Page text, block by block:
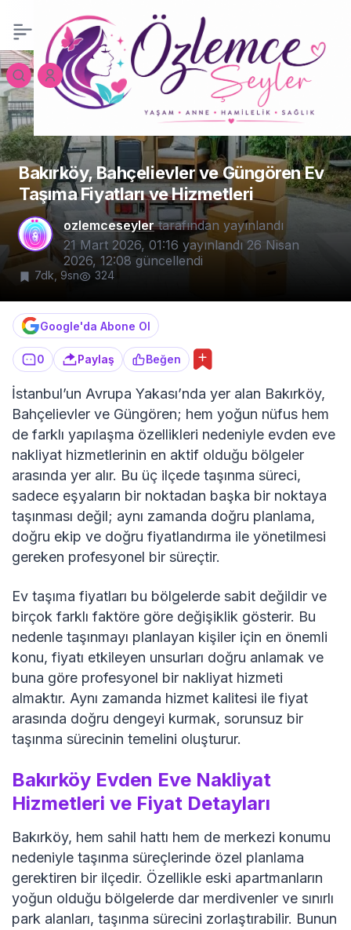
Bakırköy, Bahçelievler ve Güngören Ev
Taşıma Fiyatları ve Hizmetleri
ozlemceseylertarafından yayınlandı
21 Mart 2026, 01:16 yayınlandı 26 Nisan
2026, 12:08 güncellendi
7dk, 9sn 324
Google'da Abone Ol
0 Paylaş Beğen
İstanbul’un Avrupa Yakası’nda yer alan Bakırköy,
Bahçelievler ve Güngören; hem yoğun nüfus hem
de farklı yapılaşma özellikleri nedeniyle evden eve
nakliyat hizmetlerinin en aktif olduğu bölgeler
arasında yer alır. Bu üç ilçede taşınma süreci,
sadece eşyaların bir noktadan başka bir noktaya
taşınması değil; aynı zamanda doğru planlama,
doğru ekip ve doğru fiyatlandırma ile yönetilmesi
gereken profesyonel bir süreçtir.
Ev taşıma fiyatları bu bölgelerde sabit değildir ve
birçok farklı faktöre göre değişiklik gösterir. Bu
nedenle taşınmayı planlayan kişiler için en önemli
konu, fiyatı etkileyen unsurları doğru anlamak ve
buna göre profesyonel bir nakliyat hizmeti
almaktır. Aynı zamanda hizmet kalitesi ile fiyat
arasında doğru dengeyi kurmak, sorunsuz bir
taşınma sürecinin temelini oluşturur.
Bakırköy Evden Eve Nakliyat
Hizmetleri ve Fiyat Detayları
Bakırköy, hem sahil hattı hem de merkezi konumu
nedeniyle taşınma süreçlerinde özel planlama
gerektiren bir ilçedir. Özellikle eski apartmanların
yoğun olduğu bölgelerde dar merdivenler ve sınırlı
park alanları, taşınma sürecini zorlaştırabilir. Bunun
İnternet Haber
Sitelerinde İçerik
Çeşitliliği ve Okuyucu
Deneyimi